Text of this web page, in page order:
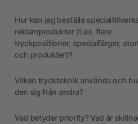
Hur kan jag beställa
reklamprodukter (t.ex. flera
tryckpositioner, specialfärger,
och produkter)?
Vilken tryckteknik används och
den sig från andra?
Vad betyder priority? Vad är